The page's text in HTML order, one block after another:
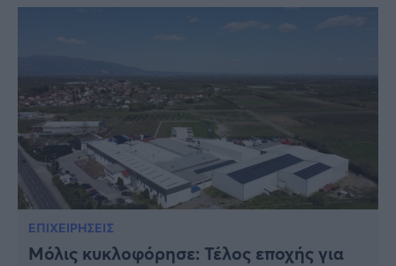
ΕΠΙΧΕΙΡΗΣΕΙΣ
Μόλις κυκλοφόρησε: Τέλος εποχής για